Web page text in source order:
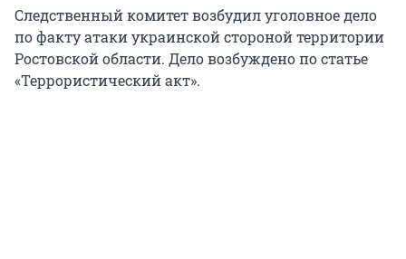
Следственный комитет возбудил уголовное дело
по факту атаки украинской стороной территории
Ростовской области. Дело возбуждено по статье
«Террористический акт».